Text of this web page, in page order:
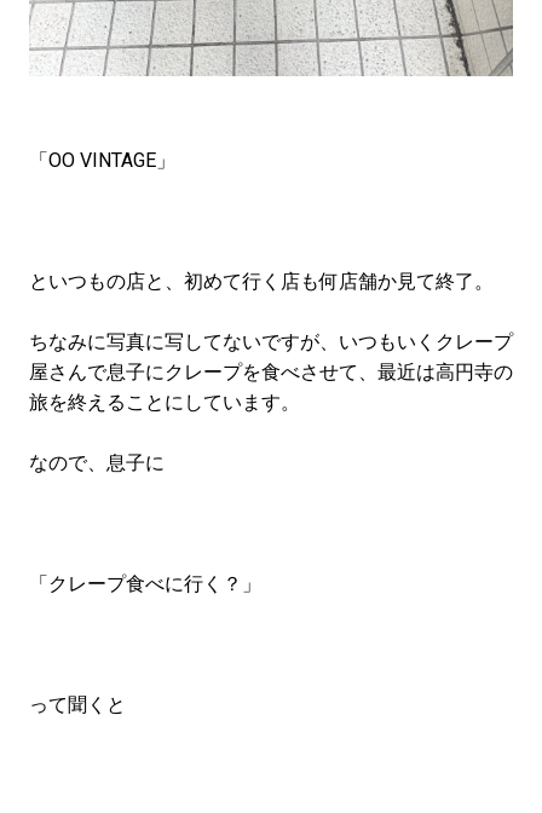
「OO VINTAGE」
といつもの店と、初めて行く店も何店舗か見て終了。
ちなみに写真に写してないですが、いつもいくクレープ
屋さんで息子にクレープを食べさせて、最近は高円寺の
旅を終えることにしています。
なので、息子に
「クレープ食べに行く？」
って聞くと